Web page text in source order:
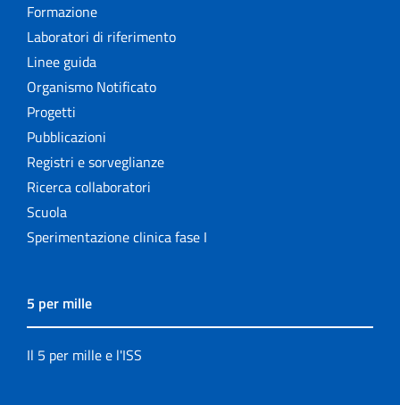
Formazione
Laboratori di riferimento
Linee guida
Organismo Notificato
Progetti
Pubblicazioni
Registri e sorveglianze
Ricerca collaboratori
Scuola
Sperimentazione clinica fase I
5 per mille
Il 5 per mille e l'ISS